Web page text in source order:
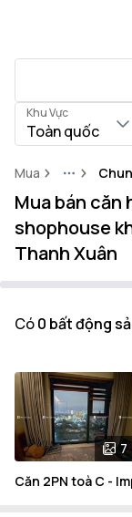
Khu Vực
Toàn quốc
Mua More
Mua bán
shophouse
Thanh Xuân
Có0 bất động
7
Căn 2PN toà C -